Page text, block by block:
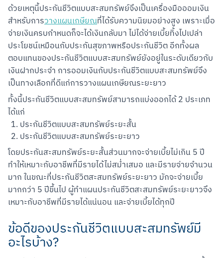
ด้วยเหตุนี้ประกันชีวิตแบบสะสมทรัพย์จึงเป็นเครื่องมือออมเงิน
สำหรับการวางแผนเกษียณที่ได้รับความนิยมอย่างสูง เพราะเมื่อ
จ่ายเงินครบกำหนดก็จะได้เงินกลับมา ไม่ได้จ่ายเบี้ยทิ้งไปเปล่า
ประโยชน์เหมือนกับประกันสุขภาพหรือประกันชีวิต อีกทั้งผล
ตอบแทนของประกันชีวิตแบบสะสมทรัพย์ยังอยู่ในระดับเดียวกับ
เงินฝากประจำ การออมเงินกับประกันชีวิตแบบสะสมทรัพย์จึง
เป็นทางเลือกที่ดีแก่การวางแผนเกษียณระยะยาว
ทั้งนี้ประกันชีวิตแบบสะสมทรัพย์สามารถแบ่งออกได้ 2 ประเภท
ได้แก่
ประกันชีวิตแบบสะสมทรัพย์ระยะสั้น
ประกันชีวิตแบบสะสมทรัพย์ระยะยาว
โดยประกันสะสมทรัพย์ระยะสั้นส่วนมากจะจ่ายเบี้ยไม่เกิน 5 ปี
ทำให้เหมาะกับอาชีพที่มีรายได้ไม่สม่ำเสมอ และมีรายจ่ายจำนวน
มาก ในขณะที่ประกันชีวิตสะสมทรัพย์ระยะยาว มักจะจ่ายเบี้ย
มากกว่า 5 ปีขึ้นไป ผู้ทำแผนประกันชีวิตสะสมทรัพย์ระยะยาวจึง
เหมาะกับอาชีพที่มีรายได้แน่นอน และจ่ายเบี้ยได้ทุกปี
ข้อดีของประกันชีวิตแบบสะสมทรัพย์มี
อะไรบ้าง?